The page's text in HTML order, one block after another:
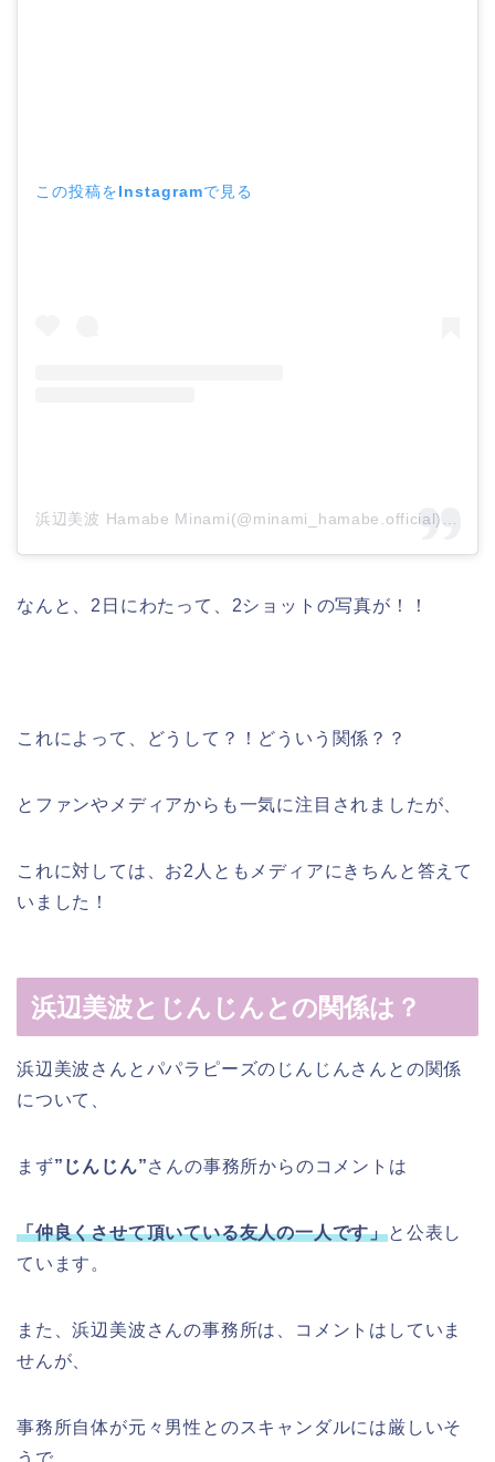
この投稿をInstagramで見る
なんと、2日にわたって、2ショットの写真が！！
これによって、どうして？！どういう関係？？
とファンやメディアからも一気に注目されましたが、
これに対しては、お2人ともメディアにきちんと答えて
いました！
浜辺美波とじんじんとの関係は？
浜辺美波さんとパパラピーズのじんじんさんとの関係
について、
まず”じんじん”さんの事務所からのコメントは
「仲良くさせて頂いている友人の一人です」と公表し
ています。
また、浜辺美波さんの事務所は、コメントはしていま
せんが、
事務所自体が元々男性とのスキャンダルには厳しいそ